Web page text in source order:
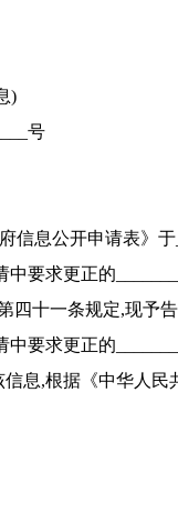
)
号
信息公开申请表》于
要求更正的
四十一条规定,现予
要求更正的
信息,根据《中华